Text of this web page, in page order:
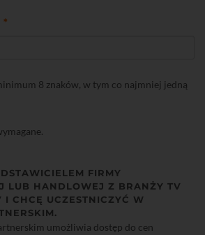
*
8 znaków, w tym co najmniej jedną
FIRMY
LUB HANDLOWEJ Z BRANŻY TV
I CHCĘ UCZESTNICZYĆ W
umożliwia dostęp do cen